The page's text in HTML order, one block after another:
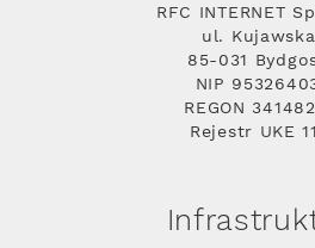
RFC INTERNET
ul.
85-031
NIP
REGON
Rejestr UKE